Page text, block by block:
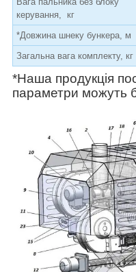
керування, кг
*Довжина шнеку бункера, м
Загальна вага комплекту, кг
*Наша продукція
параметри можуть